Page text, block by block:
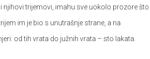
i njihovi trijemovi, imahu sve uokolo prozore što
im je bio s unutrašnje strane, a na
od tih vrata do južnih vrata – sto lakata.